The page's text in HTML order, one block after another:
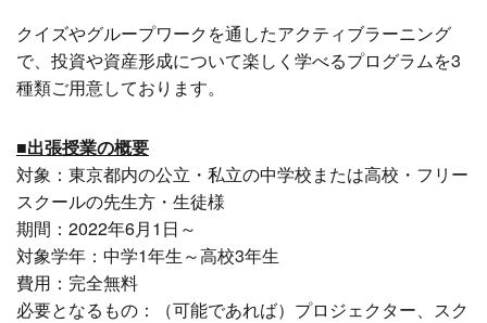
クイズやグループワークを通したアクティブラーニング
で、投資や資産形成について楽しく学べるプログラムを3
種類ご用意しております。
■出張授業の概要
対象：東京都内の公立・私立の中学校または高校・フリー
スクールの先生方・生徒様
期間：2022年6月1日～
対象学年：中学1年生～高校3年生
費用：完全無料
必要となるもの：（可能であれば）プロジェクター、スク